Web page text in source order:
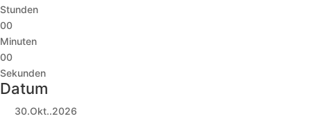
Stunden
00
Minuten
00
Sekunden
Datum
30.Okt..2026